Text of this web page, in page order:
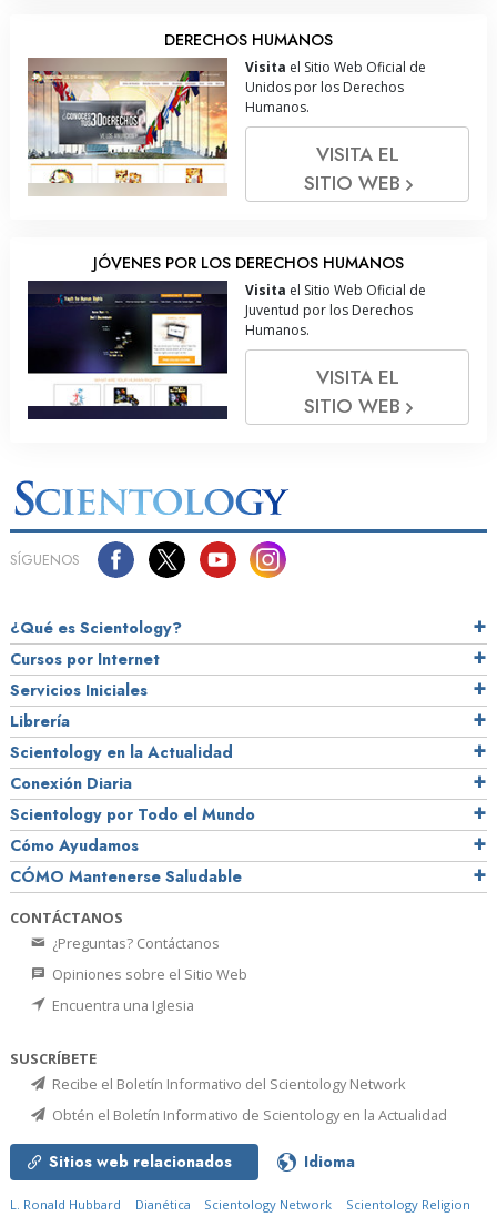
DERECHOS HUMANOS
Visita el Sitio Web Oficial de
Unidos por los Derechos
Humanos.
VISITA EL
SITIO WEB
JÓVENES POR LOS DERECHOS HUMANOS
Visita el Sitio Web Oficial de
Juventud por los Derechos
Humanos.
VISITA EL
SITIO WEB
SÍGUENOS
¿Qué es Scientology?
Cursos por Internet
Servicios Iniciales
Librería
Scientology en la Actualidad
Conexión Diaria
Scientology por Todo el Mundo
Cómo Ayudamos
CÓMO Mantenerse Saludable
CONTÁCTANOS
¿Preguntas? Contáctanos
Opiniones sobre el Sitio Web
Encuentra una Iglesia
SUSCRÍBETE
Recibe el Boletín Informativo del Scientology Network
Obtén el Boletín Informativo de Scientology en la Actualidad
Sitios web relacionados Idioma
L. Ronald Hubbard Dianética Scientology Network
Scientology Religion